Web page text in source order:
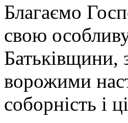
Благаємо
свою
Батьківщини,
ворожими
соборність і